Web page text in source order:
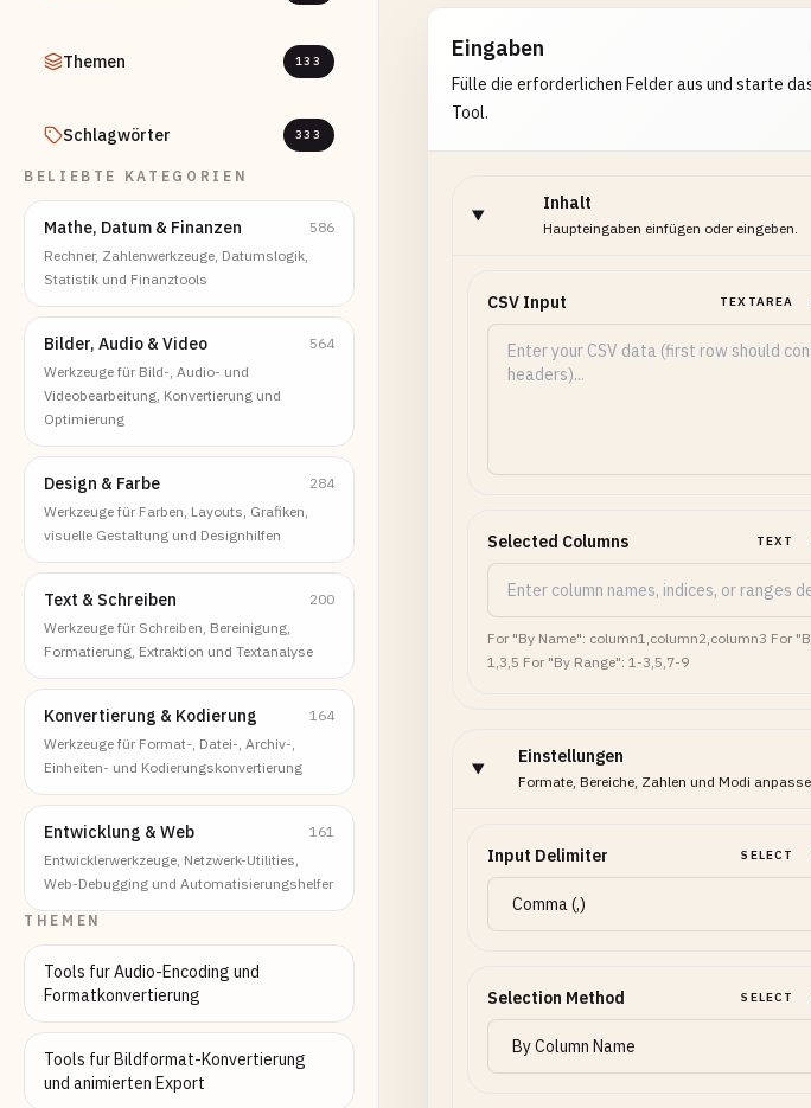
Themen 133
Schlagwörter 333
BELIEBTE KATEGORIEN
Mathe, Datum & Finanzen
586
Rechner, Zahlenwerkzeuge, Datumslogik,
Statistik und Finanztools
Bilder, Audio & Video
564
Werkzeuge für Bild-, Audio- und
Videobearbeitung, Konvertierung und
Optimierung
Design & Farbe
284
Werkzeuge für Farben, Layouts, Grafiken,
visuelle Gestaltung und Designhilfen
Text & Schreiben
200
Werkzeuge für Schreiben, Bereinigung,
Formatierung, Extraktion und Textanalyse
Konvertierung & Kodierung
164
Werkzeuge für Format-, Datei-, Archiv-,
Einheiten- und Kodierungskonvertierung
Entwicklung & Web
161
Entwicklerwerkzeuge, Netzwerk-Utilities,
Web-Debugging und Automatisierungshelfer
THEMEN
Tools fur Audio-Encoding und
Formatkonvertierung
Tools fur Bildformat-Konvertierung
und animierten Export
Eingaben
Fülle die erforderlichen Felder aus und starte
Tool.
Inhalt
Haupteingaben einfügen oder eingeben.
CSV Input TEXTAREA
Selected Columns TEXT
For "By Name": column1,column2,column3 For
1,3,5 For "By Range": 1-3,5,7-9
Einstellungen
Formate, Bereiche, Zahlen und Modi
Input Delimiter SELECT
Selection Method SELECT